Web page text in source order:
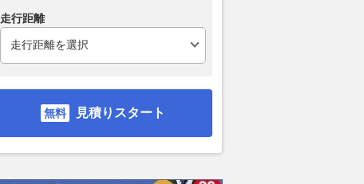
走行距離
見積りスタート